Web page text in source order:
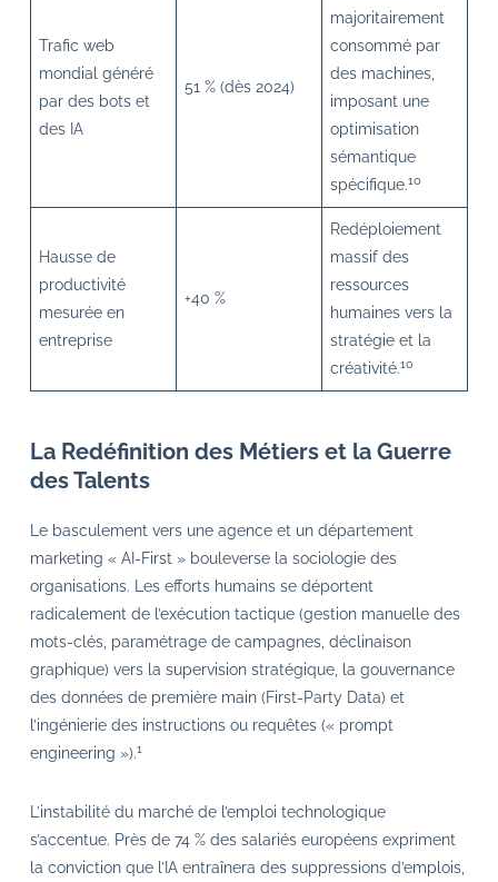
Trafic web
mondial généré
par des bots et
des IA
51 % (dès 2024)
majoritairement
consommé par
des machines,
imposant une
optimisation
sémantique
spécifique.10
Hausse de
productivité
mesurée en
entreprise
+40 %
Redéploiement
massif des
ressources
humaines vers la
stratégie et la
créativité.10
La Redéfinition des Métiers et la Guerre
des Talents
Le basculement vers une agence et un département
marketing « AI-First » bouleverse la sociologie des
organisations. Les efforts humains se déportent
radicalement de l’exécution tactique (gestion manuelle des
mots-clés, paramétrage de campagnes, déclinaison
graphique) vers la supervision stratégique, la gouvernance
des données de première main (First-Party Data) et
l’ingénierie des instructions ou requêtes (« prompt
engineering »).1
L’instabilité du marché de l’emploi technologique
s’accentue. Près de 74 % des salariés européens expriment
la conviction que l’IA entraînera des suppressions d’emplois,